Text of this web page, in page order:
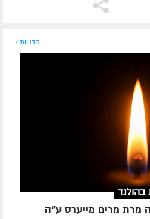
חדשות »
מרת מרים מייערס ע"ה